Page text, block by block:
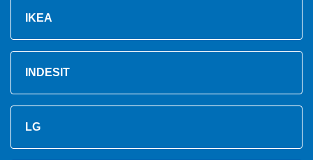
IKEA
INDESIT
LG